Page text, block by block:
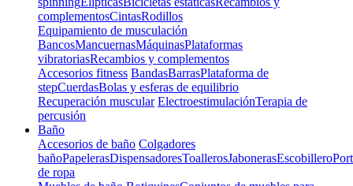
complementosCintasRodillos
Equipamiento de musculación
BancosMancuernasMáquinasPlataformas
vibratoriasRecambios y complementos
Accesorios fitness BandasBarrasPlataforma de
stepCuerdasBolas y esferas de equilibrio
Recuperación muscular ElectroestimulaciónTerapia de
percusión
Baño
Accesorios de baño Colgadores
bañoPapelerasDispensadoresToallerosJabonerasEscobillero
de ropa